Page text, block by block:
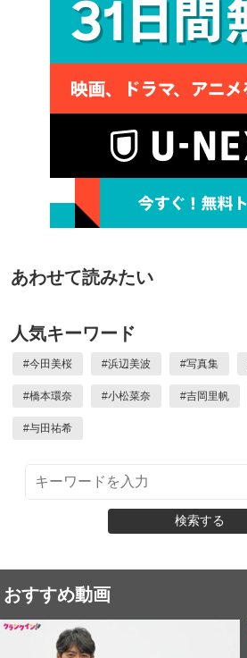
あわせて読みたい
人気キーワード
#今田美桜 #浜辺美波 #写真集
#橋本環奈 #小松菜奈 #吉岡里帆
#与田祐希
検索する
おすすめ動画